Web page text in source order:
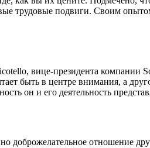
трудовые подвиги. Своим
вице-президента компании
быть в центре внимания, а
он и его деятельность
доброжелательное отношение